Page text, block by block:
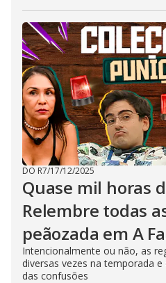
DO R7/17/12/2025
Quase mil horas
Relembre todas
peãozada em A
Intencionalmente ou não, as
diversas vezes na temporada
das confusões